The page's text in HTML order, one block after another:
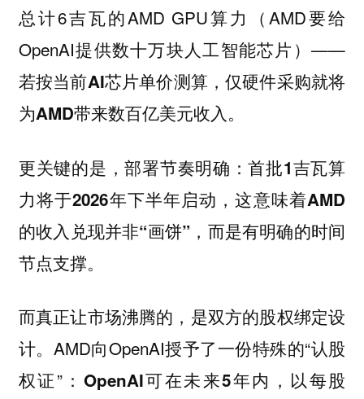
总计6吉瓦的AMD GPU算力（AMD要给
OpenAI提供数十万块人工智能芯片）——
若按当前AI芯片单价测算，仅硬件采购就将
为AMD带来数百亿美元收入。
更关键的是，部署节奏明确：首批1吉瓦算
力将于2026年下半年启动，这意味着AMD
的收入兑现并非“画饼”，而是有明确的时间
节点支撑。
而真正让市场沸腾的，是双方的股权绑定设
计。AMD向OpenAI授予了一份特殊的“认股
权证”： OpenAI可在未来5年内，以每股